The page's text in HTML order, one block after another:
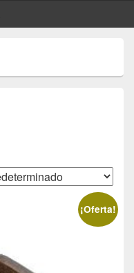
¡Oferta!